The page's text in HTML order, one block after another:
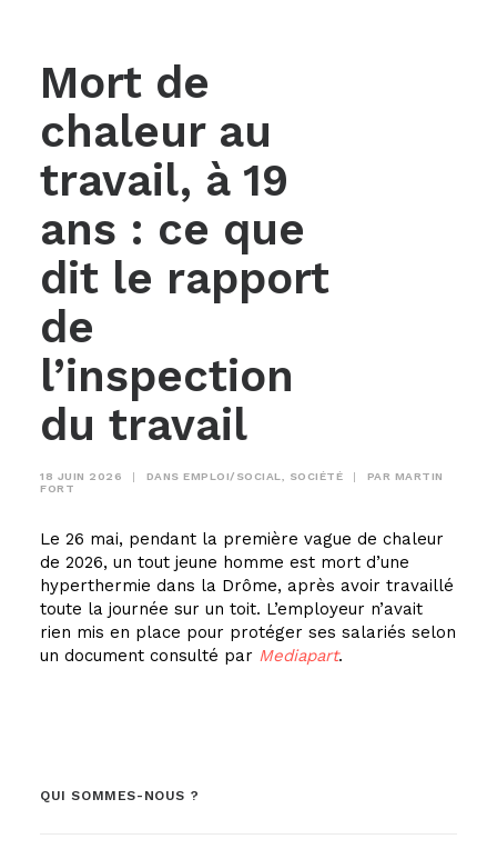
Mort de
chaleur au
travail, à 19
ans : ce que
dit le rapport
de
l’inspection
du travail
18 JUIN 2026 | DANS EMPLOI/SOCIAL SOCIÉTÉ | PAR MARTIN
FORT
Le 26 mai, pendant la première vague de chaleur
de 2026, un tout jeune homme est mort d’une
hyperthermie dans la Drôme, après avoir travaillé
toute la journée sur un toit. L’employeur n’avait
rien mis en place pour protéger ses salariés selon
un document consulté par Mediapart.
QUI SOMMES-NOUS ?